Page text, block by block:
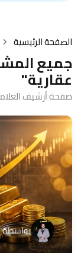
الصفحة الرئيسية
جميع
عقارية"
صفحة أرشيف
بواسطة